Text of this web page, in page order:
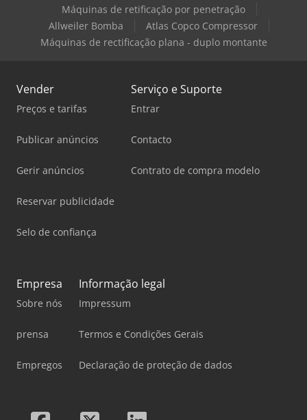
Máquinas de retificação por penetração
Allweiler Bomba
Atlas Copco Compressor
Máquinas de rectificação plana - duplo montante
Vender
Preços e tarifas
Publicar anúncios
Gerir anúncios
Reservar publicidade
Selo de confiança
Serviço e Suporte
Entrar
Contacto
Contrato de compra modelo
Empresa
Sobre nós
prensa
Empregos
Informação legal
Impressum
Termos e Condições Gerais
Declaração de proteção de dados